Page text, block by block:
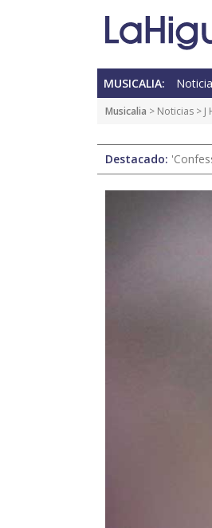
MUSICALIA:
Musicalia > Noticias >
Destacado: